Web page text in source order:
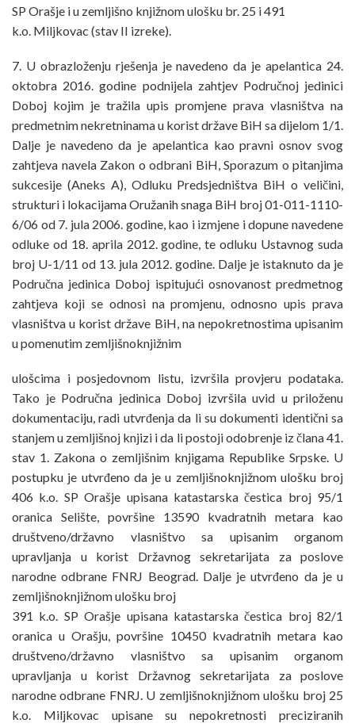
SP Orašje i u zemljišno knjižnom ulošku br. 25 i 491
k.o. Miljkovac (stav II izreke).
7. U obrazloženju rješenja je navedeno da je apelantica 24.
oktobra 2016. godine podnijela zahtjev Područnoj jedinici
Doboj kojim je tražila upis promjene prava vlasništva na
predmetnim nekretninama u korist države BiH sa dijelom 1/1.
Dalje je navedeno da je apelantica kao pravni osnov svog
zahtjeva navela Zakon o odbrani BiH, Sporazum o pitanjima
sukcesije (Aneks A), Odluku Predsjedništva BiH o veličini,
strukturi i lokacijama Oružanih snaga BiH broj 01-011-1110-
6/06 od 7. jula 2006. godine, kao i izmjene i dopune navedene
odluke od 18. aprila 2012. godine, te odluku Ustavnog suda
broj U-1/11 od 13. jula 2012. godine. Dalje je istaknuto da je
Područna jedinica Doboj ispitujući osnovanost predmetnog
zahtjeva koji se odnosi na promjenu, odnosno upis prava
vlasništva u korist države BiH, na nepokretnostima upisanim
u pomenutim zemljišnoknjižnim
ulošcima i posjedovnom listu, izvršila provjeru podataka.
Tako je Područna jedinica Doboj izvršila uvid u priloženu
dokumentaciju, radi utvrđenja da li su dokumenti identični sa
stanjem u zemljišnoj knjizi i da li postoji odobrenje iz člana 41.
stav 1. Zakona o zemljišnim knjigama Republike Srpske. U
postupku je utvrđeno da je u zemljišnoknjižnom ulošku broj
406 k.o. SP Orašje upisana katastarska čestica broj 95/1
oranica Selište, površine 13590 kvadratnih metara kao
društveno/državno vlasništvo sa upisanim organom
upravljanja u korist Državnog sekretarijata za poslove
narodne odbrane FNRJ Beograd. Dalje je utvrđeno da je u
zemljišnoknjižnom ulošku broj
391 k.o. SP Orašje upisana katastarska čestica broj 82/1
oranica u Orašju, površine 10450 kvadratnih metara kao
društveno/državno vlasništvo sa upisanim organom
upravljanja u korist Državnog sekretarijata za poslove
narodne odbrane FNRJ. U zemljišnoknjižnom ulošku broj 25
k.o. Miljkovac upisane su nepokretnosti preciziranih